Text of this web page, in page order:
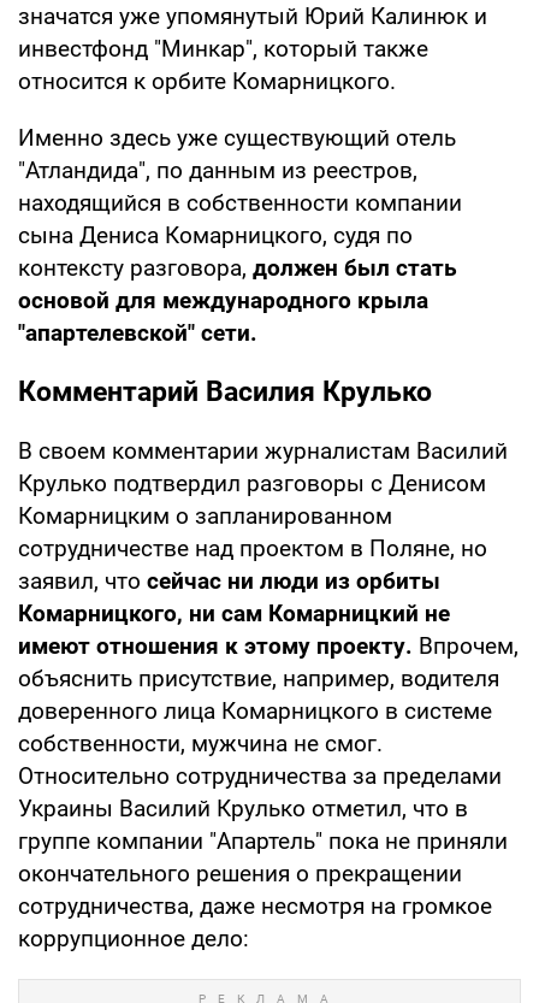
значатся уже упомянутый Юрий Калинюк и
инвестфонд "Минкар", который также
относится к орбите Комарницкого.
Именно здесь уже существующий отель
"Атландида", по данным из реестров,
находящийся в собственности компании
сына Дениса Комарницкого, судя по
контексту разговора, должен был стать
основой для международного крыла
"апартелевской" сети.
Комментарий Василия Крулько
В своем комментарии журналистам Василий
Крулько подтвердил разговоры с Денисом
Комарницким о запланированном
сотрудничестве над проектом в Поляне, но
заявил, что сейчас ни люди из орбиты
Комарницкого, ни сам Комарницкий не
имеют отношения к этому проекту. Впрочем,
объяснить присутствие, например, водителя
доверенного лица Комарницкого в системе
собственности, мужчина не смог.
Относительно сотрудничества за пределами
Украины Василий Крулько отметил, что в
группе компании "Апартель" пока не приняли
окончательного решения о прекращении
сотрудничества, даже несмотря на громкое
коррупционное дело: